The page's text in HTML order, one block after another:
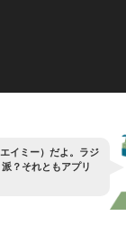
エイ ミ ー） だよ 。 ラジ
派？ それと もアプリ